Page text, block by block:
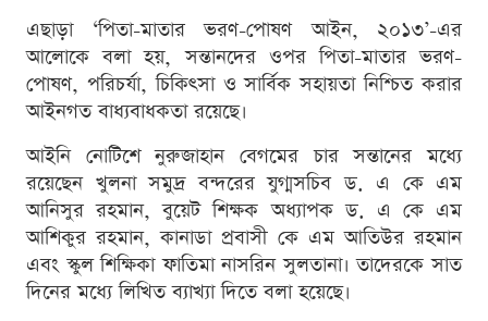
এছাড়া ‘পিতা-মাতার ভরণ-পোষণ আইন, ২০১৩’-এর
আলোকে বলা হয়, সন্তানদের ওপর পিতা-মাতার ভরণ-
পোষণ, পরিচর্যা, চিকিৎসা ও সার্বিক সহায়তা নিশ্চিত করার
আইনগত বাধ্যবাধকতা রয়েছে।
আইনি নোটিশে নুরুজাহান বেগমের চার সন্তানের মধ্যে
রয়েছেন খুলনা সমুদ্র বন্দরের যুগ্মসচিব ড. এ কে এম
আনিসুর রহমান, বুয়েট শিক্ষক অধ্যাপক ড. এ কে এম
আশিকুর রহমান, কানাডা প্রবাসী কে এম আতিউর রহমান
এবং স্কুল শিক্ষিকা ফাতিমা নাসরিন সুলতানা। তাদেরকে সাত
দিনের মধ্যে লিখিত ব্যাখ্যা দিতে বলা হয়েছে।